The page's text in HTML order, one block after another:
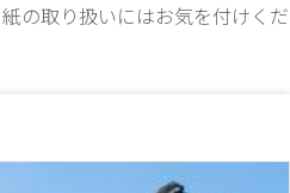
の取り扱いにはお気を付けくだ